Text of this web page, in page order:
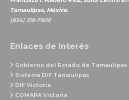
Tamaulipas, México.
(834) 318-7800
Enlaces de Interés
Gobierno del Estado de Tamaulipas
Sistema DIF Tamaulipas
DIF Victoria
COMAPA Victoria